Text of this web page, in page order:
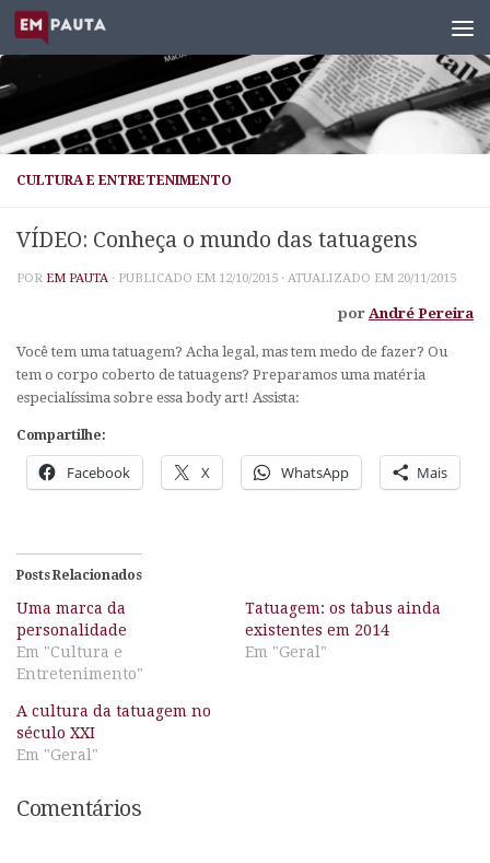
Skip to content
CULTURA E ENTRETENIMENTO
VÍDEO: Conheça o mundo das tatuagens
POR EM PAUTA · PUBLICADO EM 12/10/2015 · ATUALIZADO EM 20/11/2015
por André Pereira
Você tem uma tatuagem? Acha legal, mas tem medo de fazer? Ou
tem o corpo coberto de tatuagens? Preparamos uma matéria
especialíssima sobre essa body art! Assista:
Compartilhe:
Facebook X WhatsApp Mais
Posts Relacionados
Uma marca da
personalidade
Em "Cultura e
Entretenimento"
Tatuagem: os tabus ainda
existentes em 2014
Em "Geral"
A cultura da tatuagem no
século XXI
Em "Geral"
Comentários